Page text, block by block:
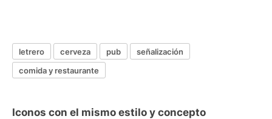
letrero cerveza pub
señalización
comida y restaurante
Iconos con el mismo estilo y concepto